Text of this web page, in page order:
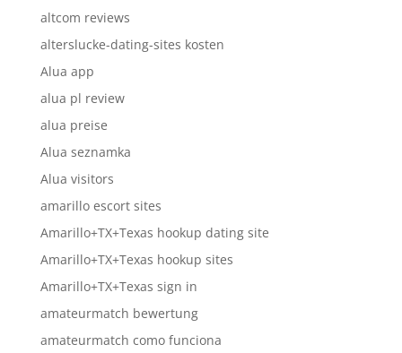
altcom reviews
alterslucke-dating-sites kosten
Alua app
alua pl review
alua preise
Alua seznamka
Alua visitors
amarillo escort sites
Amarillo+TX+Texas hookup dating site
Amarillo+TX+Texas hookup sites
Amarillo+TX+Texas sign in
amateurmatch bewertung
amateurmatch como funciona